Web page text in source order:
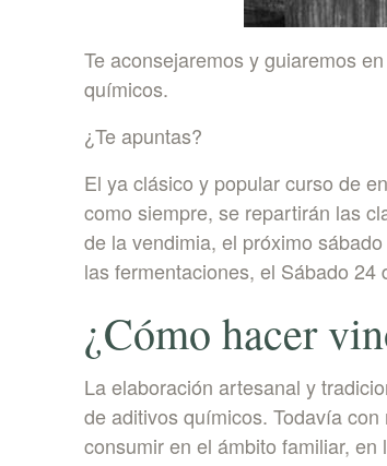
Te aconsejaremos y guiaremos
químicos.
¿Te apuntas?
El ya clásico y popular curso de
como siempre, se repartirán las
de la vendimia, el próximo
las fermentaciones, el Sábado 24
¿Cómo hacer
La elaboración artesanal y
de aditivos químicos. Todavía
consumir en el ámbito familiar,